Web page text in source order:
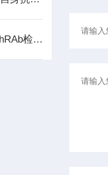
新检测项目：gAChRAb检测（RIA法）